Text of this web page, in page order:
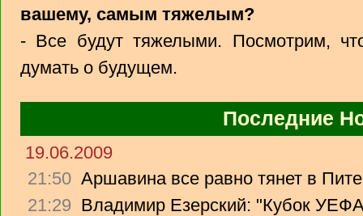
вашему, самым тяжелым?
- Все будут тяжелыми. Посмотрим,
думать о будущем.
Последние
19.06.2009
21:50 Аршавина все равно тянет в
21:29 Владимир Езерский: "Кубок